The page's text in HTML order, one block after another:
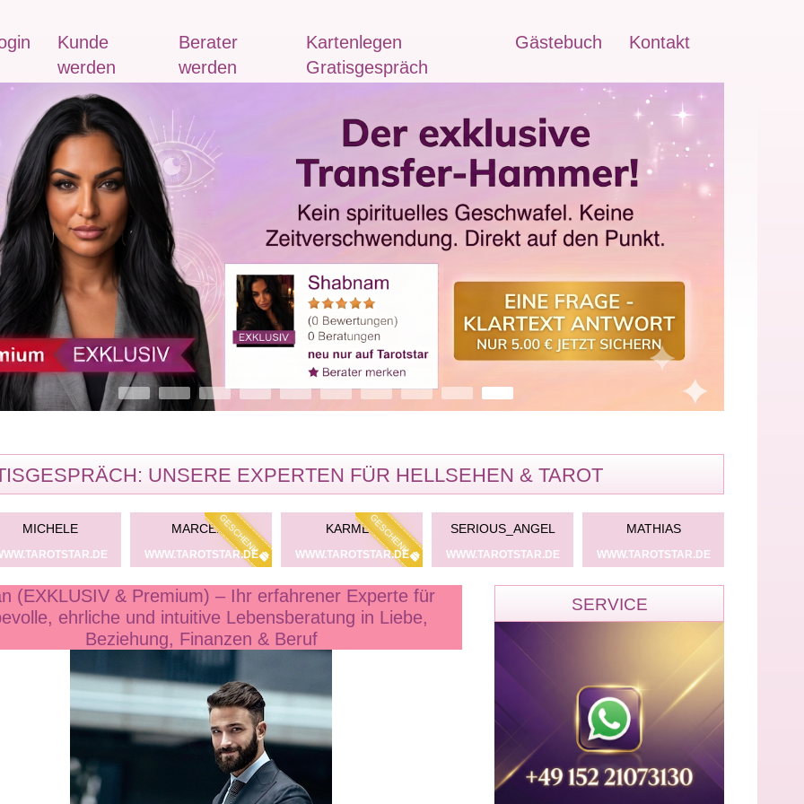
Kunde
werden
Berater
werden
Kartenlegen
Gratisgespräch
Gästebuch Kontakt
UNSERE EXPERTEN FÜR HELLSEHEN & TAROT
MICHELE GESCHENK
MARCELA
WWW.TAROTSTAR.DE GESCHENK
KARMEN
WWW.TAROTSTAR.DE
SERIOUS_ANGEL
WWW.TAROTSTAR.DE
MATHIAS
WWW.TAROTSTAR.DE
(EXKLUSIV & Premium) – Ihr erfahrener Experte für
ehrliche und intuitive Lebensberatung in Liebe,
Beziehung, Finanzen & Beruf
SERVICE